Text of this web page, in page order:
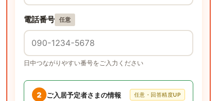
電話番号 任意
日中つながりやすい番号をご入力ください
2 ご入居予定者さまの情報 任意・回答精度UP